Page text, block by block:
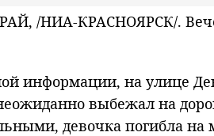
/НИА-КРАСНОЯРСК/.
информации, на улице
выбежал на
девочка погибла на